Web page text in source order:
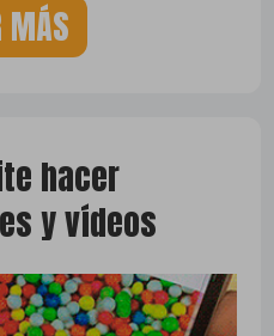
MÁS
hacer
y vídeos